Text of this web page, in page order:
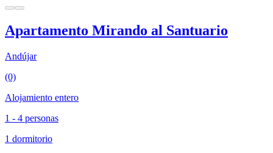
Apartamento Mirando al Santuario
Andújar
(0)
Alojamiento entero
1 - 4 personas
1 dormitorio